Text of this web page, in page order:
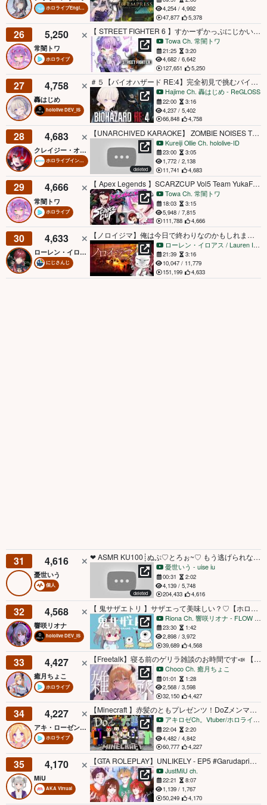
ホロライブEnglish
4,254 / 4,992
47,877
5,378
26 5,250
常闇トワ
ホロライブ
【 STREET FIGHTER 6 】すかーずかっぷにじかい！！【常闇トワ/ホロライブ】
Towa Ch. 常闇トワ
21:25
3:20
4,682 / 6,642
127,651
5,250
27 4,758
轟はじめ
hololive DEV_IS
＃５【バイオハザード RE:4】完全初見で挑むバイオ【轟はじめ/ReGLOSS】※未成年の方視聴注意
Hajime Ch. 轟はじめ ‐ ReGLOSS
22:00
3:16
4,237 / 5,402
66,848
4,758
28 4,683
クレイジー・オリー
ホロライブインドネシア
【UNARCHIVED KARAOKE】 ZOMBIE NOISES THE STREAM 【Kureiji Ollie】
deleted
Kureiji Ollie Ch. hololive-ID
23:00
3:05
1,772 / 2,138
11,741
4,683
29 4,666
常闇トワ
ホロライブ
【 Apex Legends 】SCARZCUP Vol5 Team YukaF【常闇トワ / ホロライブ】
Towa Ch. 常闇トワ
18:03
3:15
5,948 / 7,815
111,788
4,666
30 4,633
ローレン・イロアス
にじさんじ
【ノロイジマ】俺は今日で終わりなのかもしれません【ローレン・イロアス/にじさんじ】
ローレン・イロアス / Lauren Iroas【にじさんじ】
21:39
3:16
10,047 / 11,779
151,199
4,633
31 4,616
憂世いう
個人
❤︎ ASMR KU100┊ぬぷ♡とろぉ~♡ もう逃げられない🩷 心地良い音とゼロ距離囁きに癒される睡眠導入♡[ 睡眠導入 吐息 ear cleaning Mouthsound ]
deleted
憂世いう - uise iu
00:31
2:02
4,139 / 5,748
204,433
4,616
32 4,568
響咲リオナ
hololive DEV_IS
【 鬼サザエトリ 】サザエって美味しい？♡【ホロライブ DEV_IS 響咲リオナ】
Riona Ch. 響咲リオナ - FLOW GLOW
23:30
1:42
2,898 / 3,972
39,689
4,568
33 4,427
癒月ちょこ
ホロライブ
【Freetalk】寝る前のゲリラ雑談のお時間です📣 【ホロライブ/癒月ちょこ】
Choco Ch. 癒月ちょこ
01:01
1:28
2,568 / 3,598
32,150
4,427
34 4,227
アキ・ローゼンタール
ホロライブ
【Minecraft 】赤髪のともプレゼンツ！DoZメンマイクラミニゲームで遊ぶ会！【ホロライブ/アキロゼ】
アキロゼCh。Vtuber/ホロライブ所属
22:04
2:20
4,482 / 4,842
60,777
4,227
35 4,170
MiU
AKA Virtual
【GTA ROLEPLAY】UNLIKELY - EP5 #Garudaprimerp
JustMiU ch.
22:21
8:07
1,139 / 1,767
50,249
4,170